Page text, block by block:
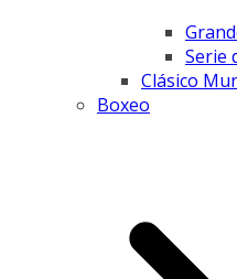
Serie
Clásico
Boxeo